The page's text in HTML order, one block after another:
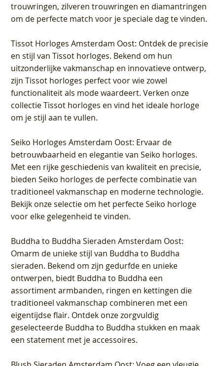
trouwringen, zilveren trouwringen en diamantringen
om de perfecte match voor je speciale dag te vinden.
Tissot Horloges Amsterdam Oost: Ontdek de precisie
en stijl van Tissot horloges. Bekend om hun
uitzonderlijke vakmanschap en innovatieve ontwerp,
zijn Tissot horloges perfect voor wie zowel
functionaliteit als mode waardeert. Verken onze
collectie Tissot horloges en vind het ideale horloge
om je stijl aan te vullen.
Seiko Horloges Amsterdam Oost: Ervaar de
betrouwbaarheid en elegantie van Seiko horloges.
Met een rijke geschiedenis van kwaliteit en precisie,
bieden Seiko horloges de perfecte combinatie van
traditioneel vakmanschap en moderne technologie.
Bekijk onze selectie om het perfecte Seiko horloge
voor elke gelegenheid te vinden.
Buddha to Buddha Sieraden Amsterdam Oost:
Omarm de unieke stijl van Buddha to Buddha
sieraden. Bekend om zijn gedurfde en unieke
ontwerpen, biedt Buddha to Buddha een
assortiment armbanden, ringen en kettingen die
traditioneel vakmanschap combineren met een
eigentijdse flair. Ontdek onze zorgvuldig
geselecteerde Buddha to Buddha stukken en maak
een statement met je accessoires.